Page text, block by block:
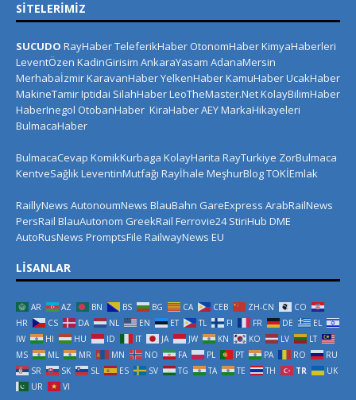
SITELERIMIZ
SUCUDO RayHaberTeleferikHaber OtonomHaberKimyaHaberleri
LeventÖzen KadinGirisim AnkaraYasam AdanaMersin
MerhabaİzmirKaravanHaberYelkenHaberKamuHaberUcakHaber
MakineTamirIptidai SilahHaberLeoTheMaster.NetKolayBilimHaber
HaberInegol OtobanHaber KiraHaberAEYMarkaHikayeleri
BulmacaHaber
BulmacaCevap KomikKurbaga KolayHarita RayTurkiye ZorBulmaca
KentveSağlıkLeventinMutfağı Rayİhale MeşhurBlogTOKİEmlak
RaillyNews AutonoumNews BlauBahn GareExpress ArabRailNews
PersRail BlauAutonom GreekRail Ferrovie24 StiriHub DME
AutoRusNews PromptsFile RailwayNews EU
LISANLAR
AR AZ BN BS BG CA CEB ZH-CN
CO
HR
CS DA NL EN ET TL FI FR DE
EL
IW
HI HU ID IT JA JW KN KO LV
LT
MS
ML MR MN NO FA PL PT PA RO
RU
SR
SK SL ES SV TG TA TE TH TR
UK
UR
VI